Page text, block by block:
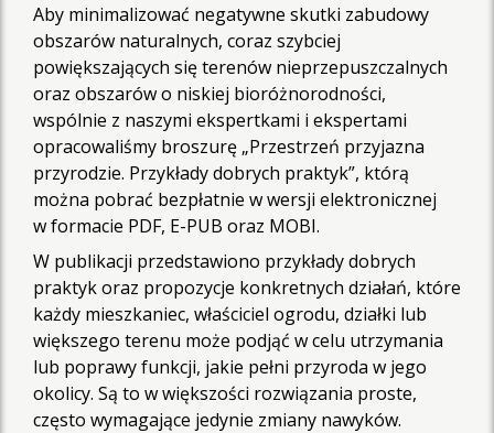
Aby minimalizować negatywne skutki zabudowy
obszarów naturalnych, coraz szybciej
powiększających się terenów nieprzepuszczalnych
oraz obszarów o niskiej bioróżnorodności,
wspólnie z naszymi ekspertkami i ekspertami
opracowaliśmy broszurę „Przestrzeń przyjazna
przyrodzie. Przykłady dobrych praktyk”, którą
można pobrać bezpłatnie w wersji elektronicznej
w formacie PDF, E-PUB oraz MOBI.
W publikacji przedstawiono przykłady dobrych
praktyk oraz propozycje konkretnych działań, które
każdy mieszkaniec, właściciel ogrodu, działki lub
większego terenu może podjąć w celu utrzymania
lub poprawy funkcji, jakie pełni przyroda w jego
okolicy. Są to w większości rozwiązania proste,
często wymagające jedynie zmiany nawyków.